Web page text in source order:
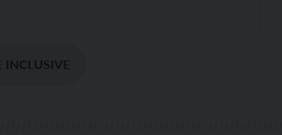
INCLUSIVE